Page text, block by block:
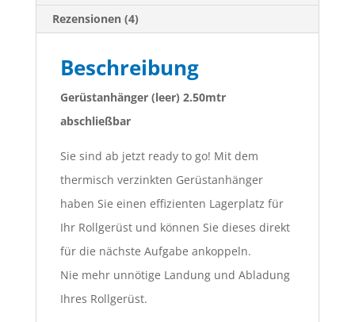
Rezensionen (4)
Beschreibung
Gerüstanhänger (leer) 2.50mtr
abschließbar
Sie sind ab jetzt ready to go! Mit dem
thermisch verzinkten Gerüstanhänger
haben Sie einen effizienten Lagerplatz für
Ihr Rollgerüst und können Sie dieses direkt
für die nächste Aufgabe ankoppeln.
Nie mehr unnötige Landung und Abladung
Ihres Rollgerüst.